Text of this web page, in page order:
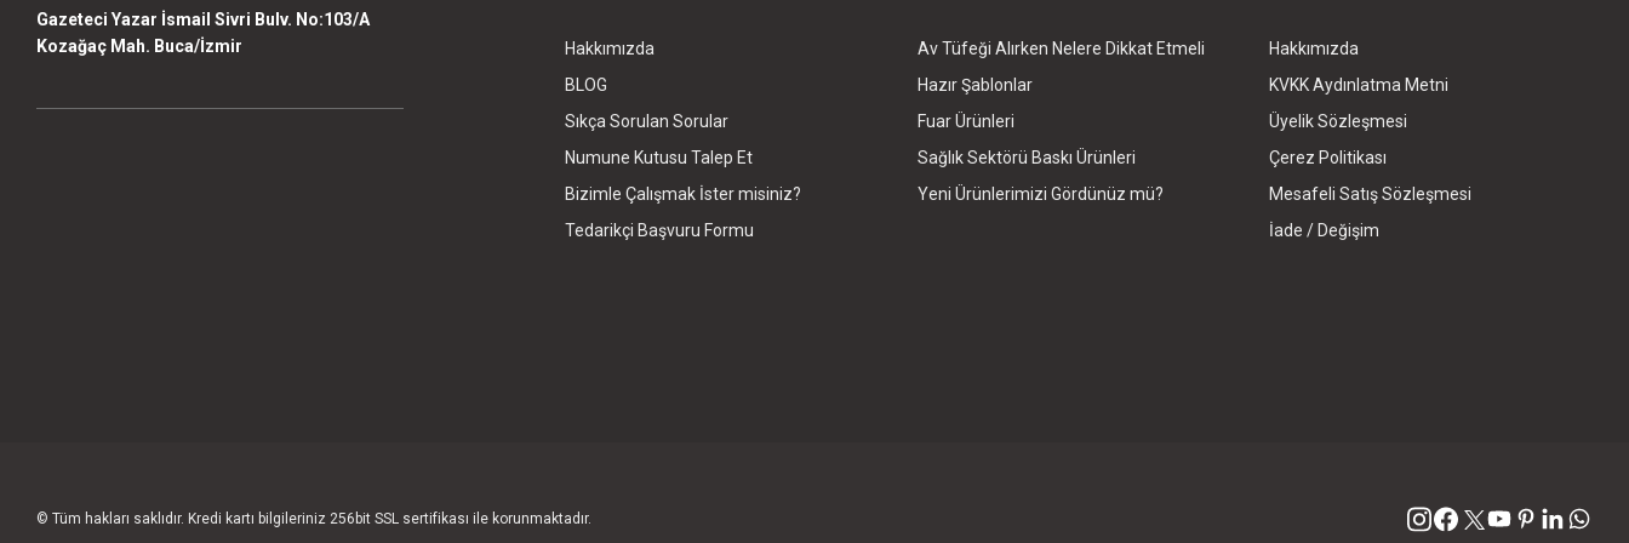
Gazeteci Yazar İsmail Sivri Bulv. No:103/A
Kozağaç Mah. Buca/İzmir
Hakkımızda
BLOG
Sıkça Sorulan Sorular
Numune Kutusu Talep Et
Bizimle Çalışmak İster misiniz?
Tedarikçi Başvuru Formu
Av Tüfeği Alırken Nelere Dikkat Etmeli
Hazır Şablonlar
Fuar Ürünleri
Sağlık Sektörü Baskı Ürünleri
Yeni Ürünlerimizi Gördünüz mü?
Hakkımızda
KVKK Aydınlatma Metni
Üyelik Sözleşmesi
Çerez Politikası
Mesafeli Satış Sözleşmesi
İade / Değişim
© Tüm hakları saklıdır. Kredi kartı bilgileriniz 256bit SSL sertifikası ile korunmaktadır.